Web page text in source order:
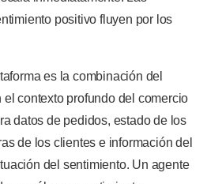
positivo fluyen por los
es la combinación del
contexto profundo del comercio
datos de pedidos, estado de los
de los clientes e información del
del sentimiento. Un agente